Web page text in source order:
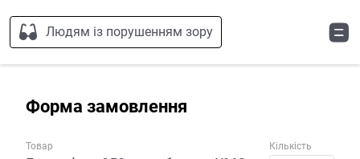
Людям із порушенням зору
Форма замовлення
Товар Кількість